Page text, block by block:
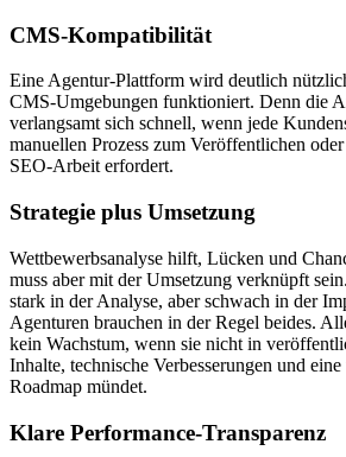
CMS‑Kompatibilität
Eine Agentur‑Plattform wird deutlich
CMS‑Umgebungen funktioniert. Denn die
verlangsamt sich schnell, wenn jede
manuellen Prozess zum Veröffentlichen
SEO‑Arbeit erfordert.
Strategie plus Umsetzung
Wettbewerbsanalyse hilft, Lücken und
muss aber mit der Umsetzung verknüpft
stark in der Analyse, aber schwach in der
Agenturen brauchen in der Regel beides.
kein Wachstum, wenn sie nicht in
Inhalte, technische Verbesserungen und
Roadmap mündet.
Klare Performance‑Transparenz